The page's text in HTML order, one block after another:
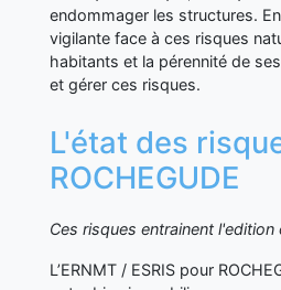
endommager les structures.
vigilante face à ces risques
habitants et la pérennité de
et gérer ces risques.
L'état des
ROCHEGUDE
Ces risques entrainent l'edition
L’ERNMT / ESRIS pour